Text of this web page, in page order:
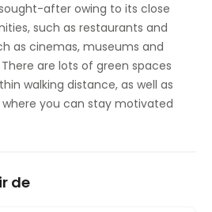
after owing to its close
such as restaurants and
as cinemas, museums and
are lots of green spaces
walking distance, as well as
you can stay motivated
de